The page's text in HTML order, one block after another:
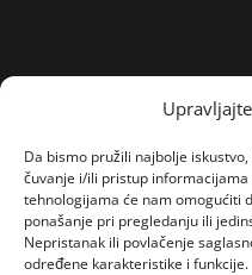
Da bismo pružili najbolje
čuvanje i/ili pristup
tehnologijama će nam omogućiti
ponašanje pri pregledanju ili
Nepristanak ili povlačenje
određene karakteristike i funkcije.